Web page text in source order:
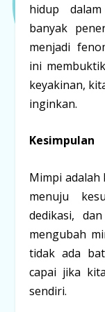
hidup
banyak
menjadi
ini
keyakinan,
inginkan.
Kesimpulan
Mimpi adalah
menuju
dedikasi,
mengubah
tidak ada
capai jika
sendiri.